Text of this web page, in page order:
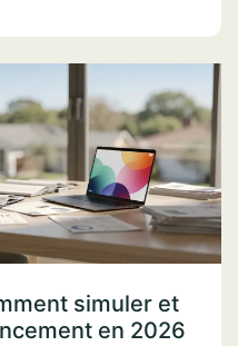
simuler et
en 2026